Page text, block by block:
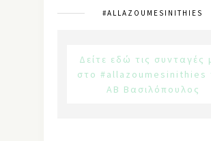
#ALLAZOUMESINITHIES
Δείτε εδώ τις συνταγές
στο #allazoumesinithies
ΑΒ Βασιλόπουλος